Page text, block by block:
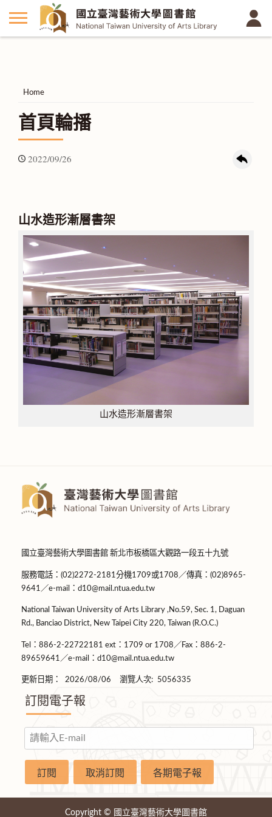
Home
首頁輪播
2022/09/26
山水造形漸層書架
山水造形漸層書架
國立臺灣藝術大學圖書館 新北市板橋區大觀路一段五十九號
服務電話：(02)2272-2181分機1709或1708／傳真：(02)8965-
9641／e-mail：d10@mail.ntua.edu.tw
National Taiwan University of Arts Library ,No.59, Sec. 1, Daguan
Rd., Banciao District, New Taipei City 220, Taiwan (R.O.C.)
Tel：886-2-22722181 ext：1709 or 1708／Fax：886-2-
89659641／e-mail：d10@mail.ntua.edu.tw
更新日期： 2026/08/06 瀏覽人次: 5056335
訂閱電子報
Copyright © 國立臺灣藝術大學圖書館